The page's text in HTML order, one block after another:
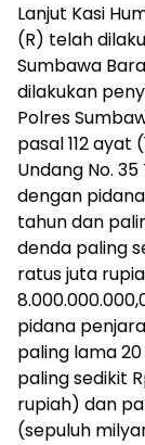
Lanjut Kasi
(R) telah
Sumbawa
dilakukan
Polres
pasal 112 ayat
Undang No.
dengan
tahun dan
denda paling
ratus juta
pidana
paling lama
paling sedikit
rupiah) dan
(sepuluh